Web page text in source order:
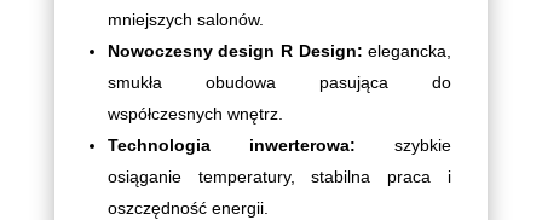
mniejszych salonów.
Nowoczesny design R Design: elegancka,
smukła obudowa pasująca do
współczesnych wnętrz.
Technologia inwerterowa: szybkie
osiąganie temperatury, stabilna praca i
oszczędność energii.